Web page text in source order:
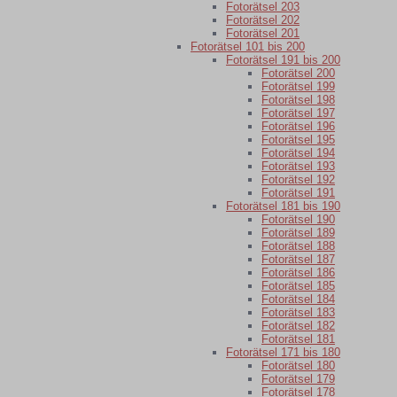
Fotorätsel 203
Fotorätsel 202
Fotorätsel 201
Fotorätsel 101 bis 200
Fotorätsel 191 bis 200
Fotorätsel 200
Fotorätsel 199
Fotorätsel 198
Fotorätsel 197
Fotorätsel 196
Fotorätsel 195
Fotorätsel 194
Fotorätsel 193
Fotorätsel 192
Fotorätsel 191
Fotorätsel 181 bis 190
Fotorätsel 190
Fotorätsel 189
Fotorätsel 188
Fotorätsel 187
Fotorätsel 186
Fotorätsel 185
Fotorätsel 184
Fotorätsel 183
Fotorätsel 182
Fotorätsel 181
Fotorätsel 171 bis 180
Fotorätsel 180
Fotorätsel 179
Fotorätsel 178